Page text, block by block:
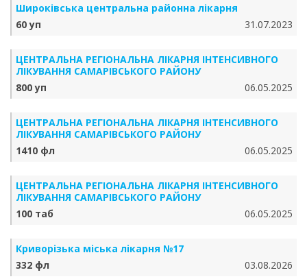
Широківська центральна районна лікарня
60 уп
31.07.2023
ЦЕНТРАЛЬНА РЕГІОНАЛЬНА ЛІКАРНЯ ІНТЕНСИВНОГО
ЛІКУВАННЯ САМАРІВСЬКОГО РАЙОНУ
800 уп
06.05.2025
ЦЕНТРАЛЬНА РЕГІОНАЛЬНА ЛІКАРНЯ ІНТЕНСИВНОГО
ЛІКУВАННЯ САМАРІВСЬКОГО РАЙОНУ
1410 фл
06.05.2025
ЦЕНТРАЛЬНА РЕГІОНАЛЬНА ЛІКАРНЯ ІНТЕНСИВНОГО
ЛІКУВАННЯ САМАРІВСЬКОГО РАЙОНУ
100 таб
06.05.2025
Криворізька міська лікарня №17
332 фл
03.08.2026